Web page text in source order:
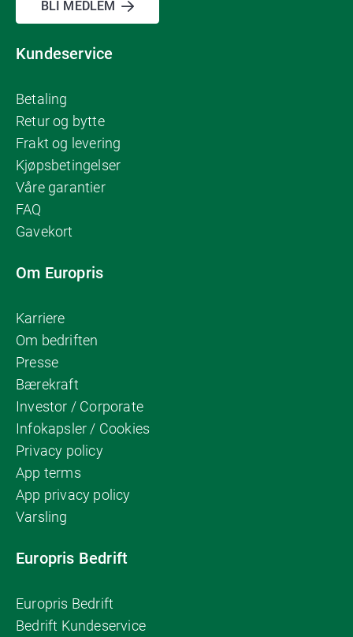
BLI MEDLEM
Kundeservice
Betaling
Retur og bytte
Frakt og levering
Kjøpsbetingelser
Våre garantier
FAQ
Gavekort
Om Europris
Karriere
Om bedriften
Presse
Bærekraft
Investor / Corporate
Infokapsler / Cookies
Privacy policy
App terms
App privacy policy
Varsling
Europris Bedrift
Europris Bedrift
Bedrift Kundeservice